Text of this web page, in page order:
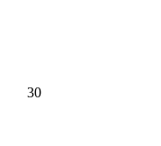
30